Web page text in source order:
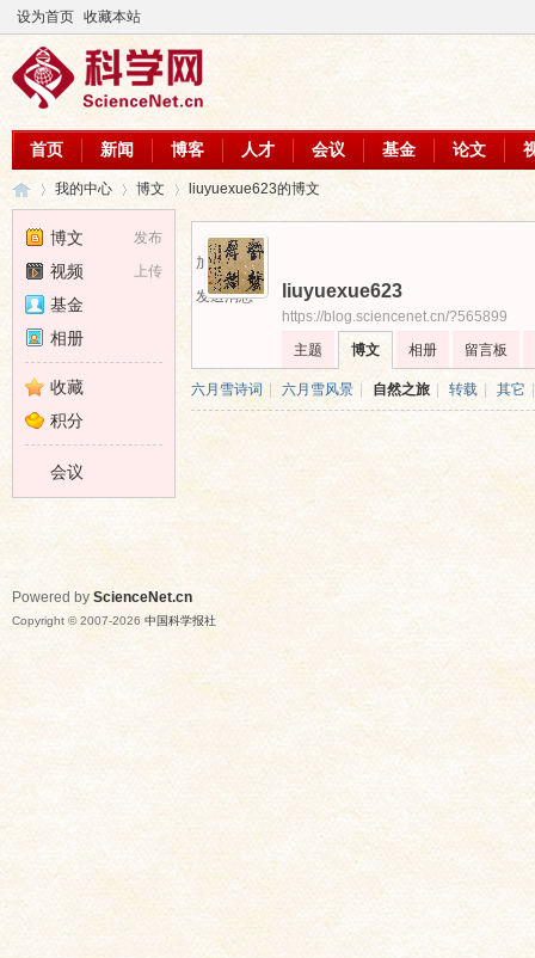
设为首页 收藏本站
首页 新闻 博客 人才 会议 基金 论文
›
我的中心 博文 liuyuexue623的博文
加为好友
发送消息
liuyuexue623
https://blog.sciencenet.cn/?565899
主题
博文 相册 留言板
六月雪诗词 六月雪风景 自然之旅 转载 其它
发布
博文
上传
视频
基金
相册
收藏
积分
会议
Powered by ScienceNet.cn
Copyright © 2007-2026 中国科学报社